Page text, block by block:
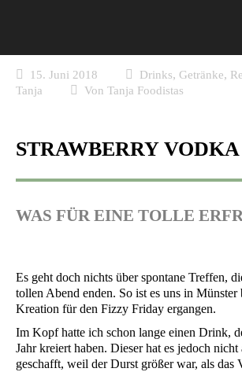
15. Juni 2018 Drinks, Getränke,
Tanja
Von Tanja Foodistas
STRAWBERRY
WAS FÜR EINE TOLLE
Es geht doch nichts über spon­ta­ne Tref­fen,
tol­len Abend enden. So ist es uns in Müns­ter
Krea­ti­on für den Fiz­zy Fri­day ergangen.
Im Kopf hat­te ich schon lan­ge einen Drink,
Jahr kre­iert haben. Die­ser hat es jedoch
geschafft, weil der Durst grö­ßer war, als das